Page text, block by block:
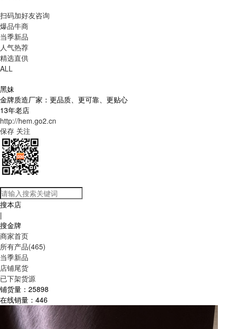
扫码加好友咨询
爆品牛商
当季新品
人气热荐
精选直供
ALL
黑妹
金牌质造厂家：更品质、更可靠、更贴心
13年老店
http://hem.go2.cn
保存 关注
搜本店
|
搜金牌
商家首页
所有产品(465)
当季新品
店铺尾货
已下架货源
铺货量： 25898
在线销量： 446